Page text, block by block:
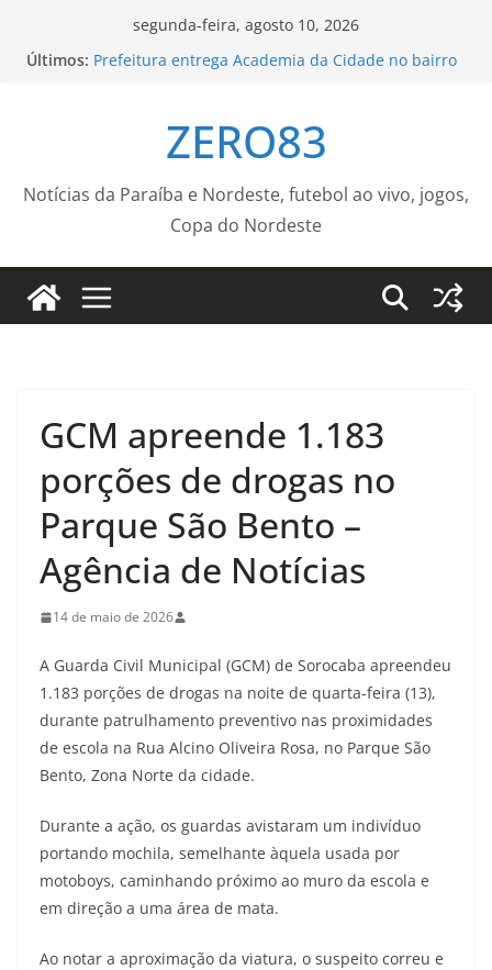
segunda-feira, agosto 10, 2026
Últimos: Prefeitura entrega Academia da Cidade no bairro
Memória é fundamental na literatura, diz escritor
Milton Hatoum
audiência pública do ‘Você Prefeito’ em
Mangabeira
Agosto Dourado reforça a importância da
Jovem falece ao lado da mãe e da avó
ZERO83
Notícias da Paraíba e Nordeste, futebol ao vivo, jogos,
Copa do Nordeste
GCM apreende 1.183
porções de drogas no
Parque São Bento –
Agência de Notícias
14 de maio de 2026
A Guarda Civil Municipal (GCM) de Sorocaba apreendeu
1.183 porções de drogas na noite de quarta-feira (13),
durante patrulhamento preventivo nas proximidades
de escola na Rua Alcino Oliveira Rosa, no Parque São
Bento, Zona Norte da cidade.
Durante a ação, os guardas avistaram um indivíduo
portando mochila, semelhante àquela usada por
motoboys, caminhando próximo ao muro da escola e
em direção a uma área de mata.
Ao notar a aproximação da viatura, o suspeito correu e